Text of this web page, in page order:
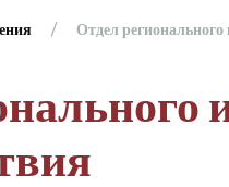
Отдел регионального